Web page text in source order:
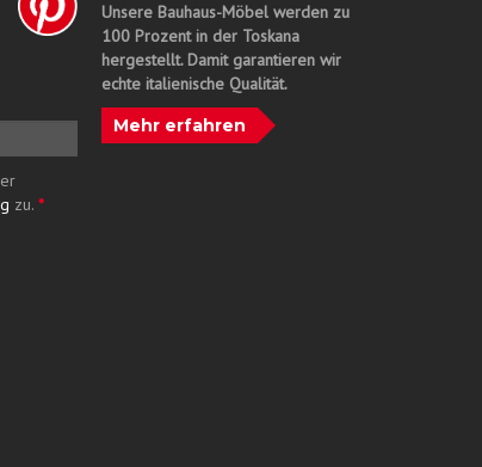
zu. *
Unsere Bauhaus-Möbel werden zu
100 Prozent in der Toskana
hergestellt. Damit garantieren wir
echte italienische Qualität.
Mehr erfahren